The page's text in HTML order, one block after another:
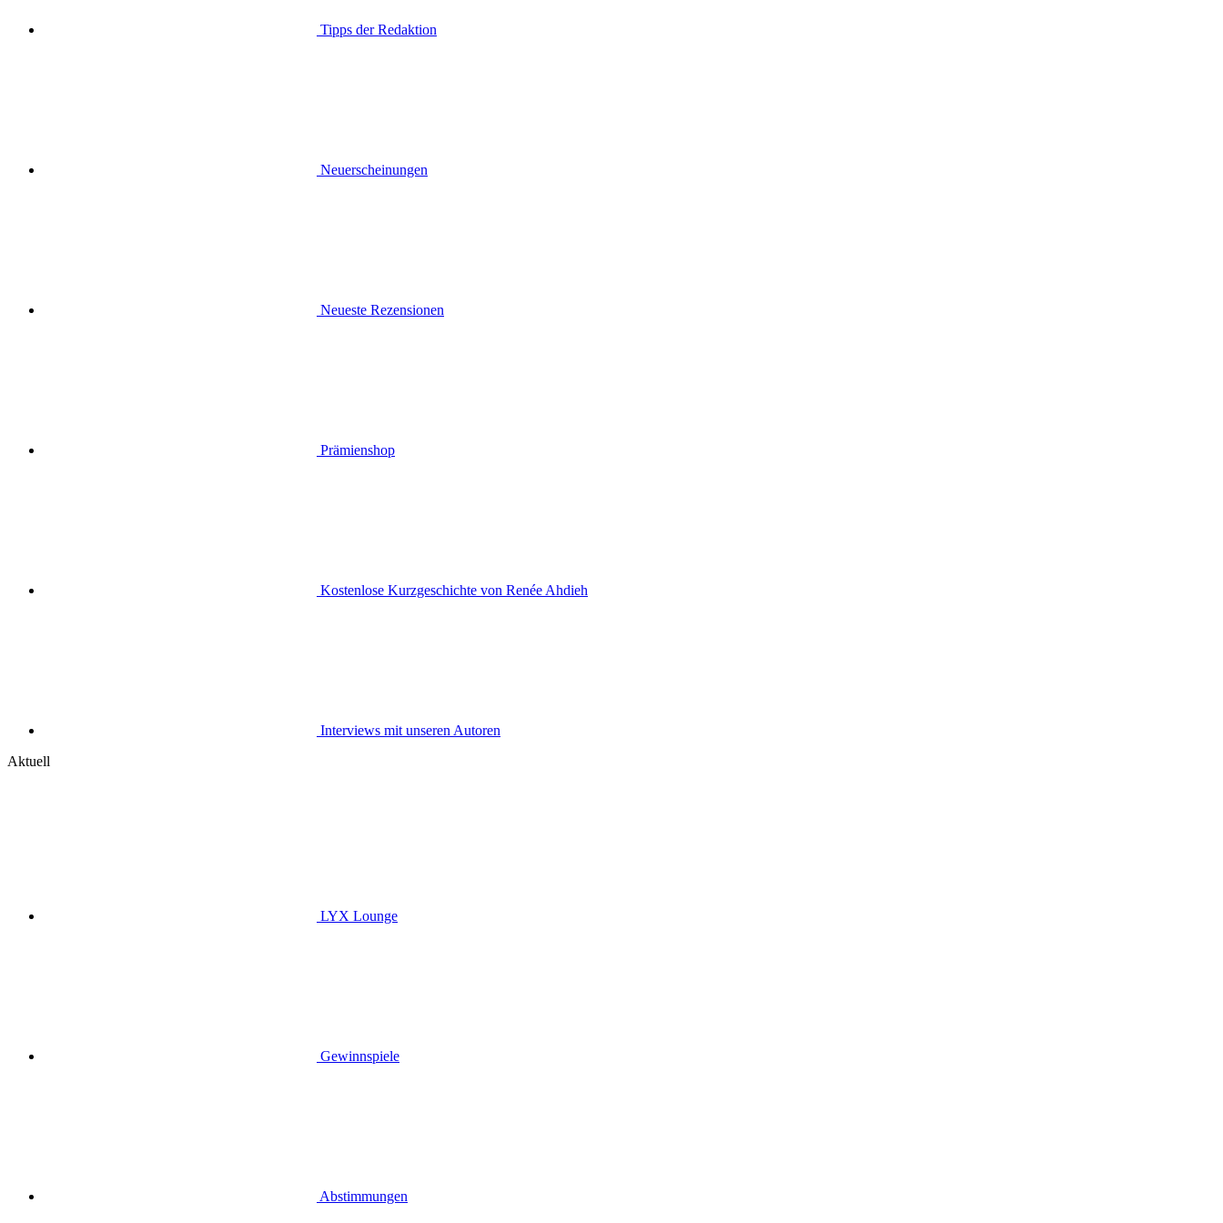
Tipps der Redaktion
Neuerscheinungen
Neueste Rezensionen
Prämienshop
Kostenlose Kurzgeschichte von Renée Ahdieh
Interviews mit unseren Autoren
Aktuell
LYX Lounge
Gewinnspiele
Abstimmungen